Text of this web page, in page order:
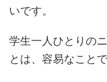
いです。
学生一人ひとりの
とは、容易なこと